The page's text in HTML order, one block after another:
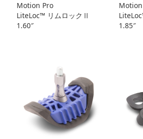
Motion Pro
LiteLoc™️ リムロックⅡ
1.60″
1.85″